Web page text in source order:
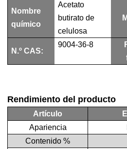
Nombre
químico
Acetato
butirato de
celulosa
N.º CAS:
9004-36-8
Rendimiento del producto
Artículo
Apariencia
Contenido %